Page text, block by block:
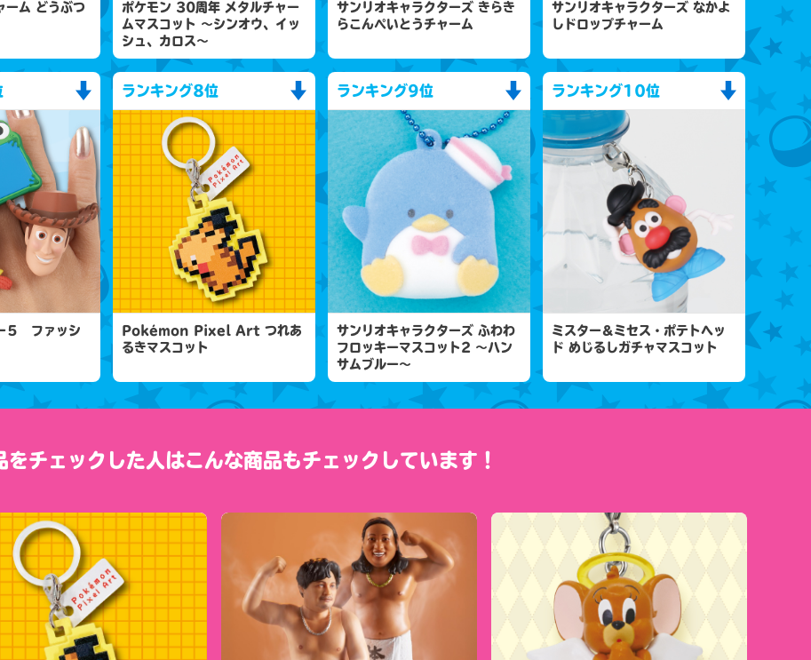
ーム どうぶつ
ポケモン 30周年 メタルチャー
ムマスコット 〜シンオウ、イッ
シュ、カロス〜
サンリオキャラクターズ きらき
らこんぺいとうチャーム
サンリオキャラクターズ なかよ
しドロップチャーム
５ ファッシ
ランキング8位
Pokémon Pixel Art つれあ
るきマスコット
ランキング9位
サンリオキャラクターズ ふわわ
フロッキーマスコット2 ～ハン
サムブルー～
ランキング10位
ミスター＆ミセス・ポテトヘッ
ド めじるしガチャマスコット
をチェックした人はこんな商品もチェックしています！